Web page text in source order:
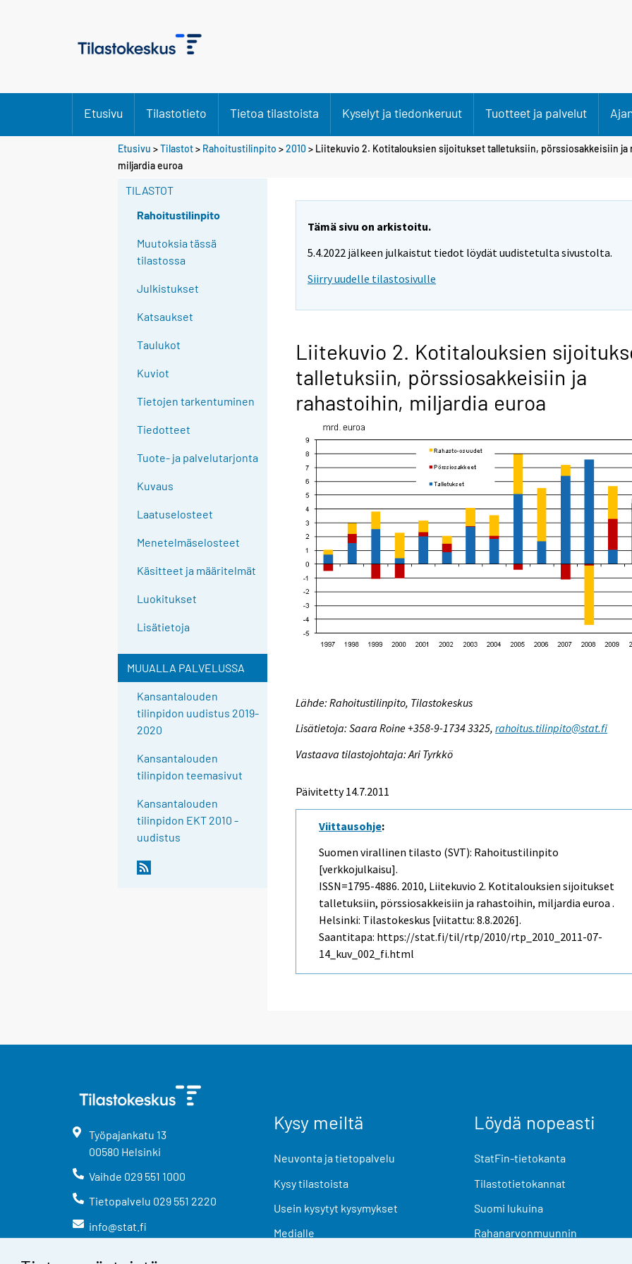
Etusivu Tilastotieto Tietoa tilastoista Kyselyt ja tiedonkeruut Tuotteet ja palvelut
Etusivu >Tilastot> Rahoitustilinpito >2010 > Liitekuvio 2. Kotitalouksien sijoitukset talletuksiin, pörssiosakkeisiin ja
miljardia euroa
TILASTOT
Rahoitustilinpito
Muutoksia tässä
tilastossa
Julkistukset
Katsaukset
Taulukot
Kuviot
Tietojen tarkentuminen
Tiedotteet
Tuote- ja palvelutarjonta
Kuvaus
Laatuselosteet
Menetelmäselosteet
Käsitteet ja määritelmät
Luokitukset
Lisätietoja
MUUALLA PALVELUSSA
Kansantalouden
tilinpidon uudistus 2019-
2020
Kansantalouden
tilinpidon teemasivut
Kansantalouden
tilinpidon EKT 2010 -
uudistus
Tämä sivu on arkistoitu.
5.4.2022 jälkeen julkaistut tiedot löydät uudistetulta sivustolta.
Siirry uudelle tilastosivulle
Liitekuvio 2. Kotitalouksien
talletuksiin, pörssiosakkeisiin ja
rahastoihin, miljardia euroa
Lähde: Rahoitustilinpito, Tilastokeskus
Lisätietoja: Saara Roine +358-9-1734 3325,rahoitus.tilinpito@stat.fi
Vastaava tilastojohtaja: Ari Tyrkkö
Päivitetty 14.7.2011
Viittausohje:
Suomen virallinen tilasto (SVT): Rahoitustilinpito
[verkkojulkaisu].
ISSN=1795-4886. 2010, Liitekuvio 2. Kotitalouksien sijoitukset
talletuksiin, pörssiosakkeisiin ja rahastoihin, miljardia euroa .
Helsinki: Tilastokeskus [viitattu: 8.8.2026].
Saantitapa: https://stat.fi/til/rtp/2010/rtp_2010_2011-07-
14_kuv_002_fi.html
Työpajankatu 13
00580 Helsinki
Vaihde 029 551 1000
Tietopalvelu 029 551 2220
info@stat.fi
Kysy meiltä
Neuvonta ja tietopalvelu
Kysy tilastoista
Usein kysytyt kysymykset
Medialle
Löydä nopeasti
StatFin-tietokanta
Tilastotietokannat
Suomi lukuina
Rahanarvonmuunnin